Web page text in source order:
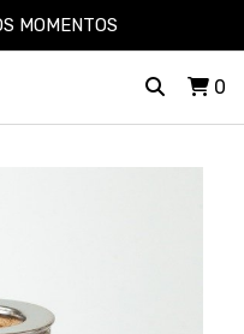
MOMENTOS
0